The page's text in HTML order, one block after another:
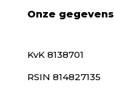
Onze gegevens
KvK 8138701
RSIN 814827135